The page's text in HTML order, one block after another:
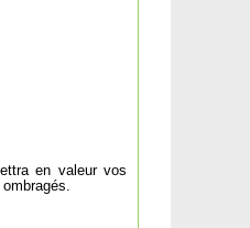
en valeur vos